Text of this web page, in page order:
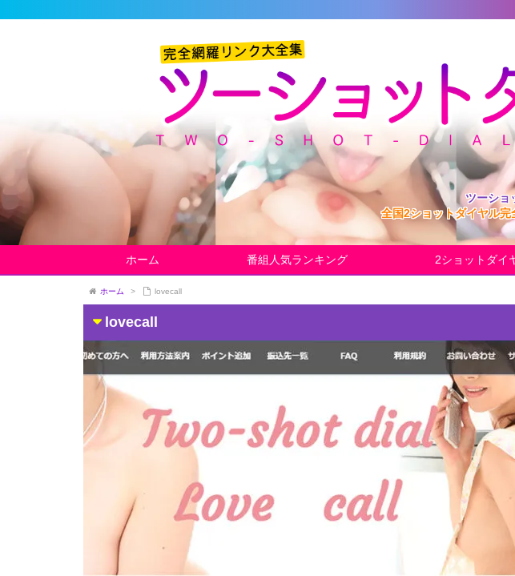
ツ
ツーショ
全国2ショットダイヤル
ホーム 番組人気ランキング 2ショットダイ
ホーム > lovecall
lovecall